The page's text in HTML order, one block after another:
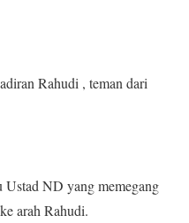
Rahudi , teman dari
ND yang memegang
arah Rahudi.